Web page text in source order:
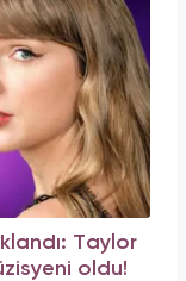
Taylor
oldu!